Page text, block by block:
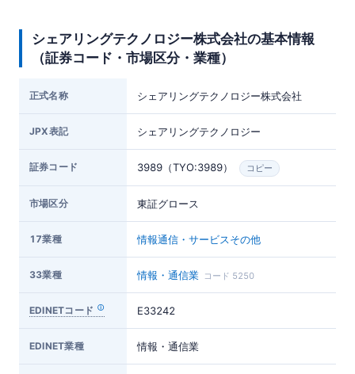
シェアリングテクノロジー株式会社の基本情報
（証券コード・市場区分・業種）
正式名称 シェアリングテクノロジー株式会社
JPX表記 シェアリングテクノロジー
証券コード 3989（TYO:3989） コピー
市場区分 東証グロース
17業種 情報通信・サービスその他
33業種 情報・通信業 コード 5250
EDINETコード E33242
EDINET業種 情報・通信業